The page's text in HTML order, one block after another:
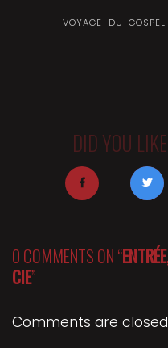
VOYAGE DU
DID YOU
0 COMMENTS ON “
CIE”
Comments are